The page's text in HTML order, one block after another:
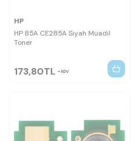
HP
HP 85A CE285A Siyah Muadil
Toner
173,80TL KDV